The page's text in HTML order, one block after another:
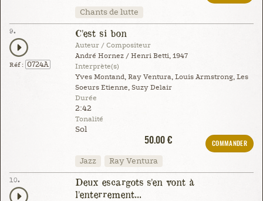
Chants de lutte
9.
Réf : 0724A
C'est si bon
Auteur / Compositeur
André Hornez / Henri Betti, 1947
Interprète(s)
Yves Montand, Ray Ventura, Louis Armstrong, Les
Soeurs Etienne, Suzy Delair
Durée
2:42
Tonalité
Sol
50.00 €
COMMANDER
Jazz Ray Ventura
10.
Deux escargots s'en vont à
l'enterrement...